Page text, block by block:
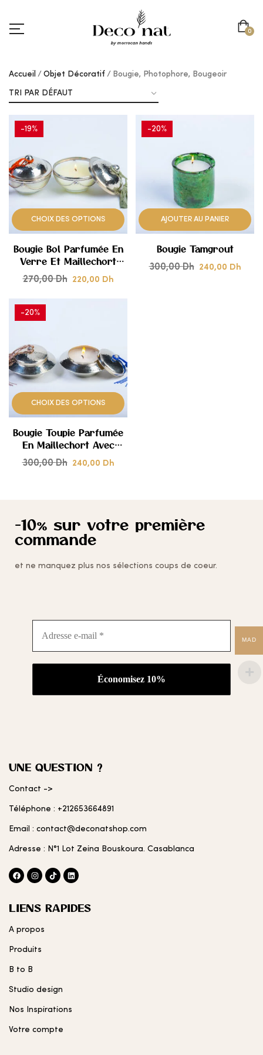
0
Accueil Objet Décoratif Bougie, Photophore, Bougeoir
-19%
CHOIX DES OPTIONS
AJOUTER
À
MES
COUPS
CŒUR
Bougie Bol Parfumée En
Verre Et Maillechort
Avec Pompon Sabra
270,00Dh 220,00 Dh
-20%
AJOUTER AU PANIER
COUPS
Bougie Tamgrout
300,00Dh 240,00 Dh
-20%
CHOIX DES OPTIONS
AJOUTER
À
MES
COUPS
CŒUR
Bougie Toupie Parfumée
En Maillechort Avec
Pompon Sabra
300,00Dh 240,00 Dh
-10% sur votre première
commande
et ne manquez plus nos sélections coups de coeur.
UNE QUESTION ?
Contact ->
Téléphone : +212653664891
Email : contact@deconatshop.com
Adresse : N°1 Lot Zeina Bouskoura. Casablanca
LIENS RAPIDES
A propos
Produits
B to B
Studio design
Nos Inspirations
Votre compte
MAD